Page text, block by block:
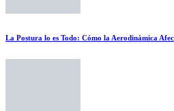
La Postura lo es Todo: Cómo la Aerodinámica